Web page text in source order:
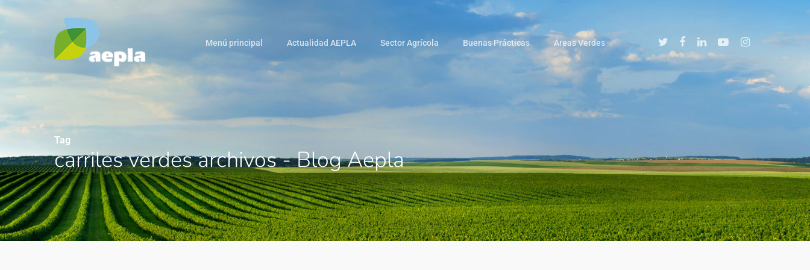
Menú principal Actualidad AEPLA Sector Agrícola Buenas Prácticas Áreas Verdes
Tag
carriles verdes archivos - Blog Aepla